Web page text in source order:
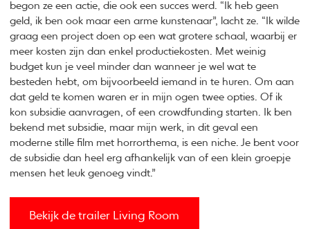
begon ze een actie, die ook een succes werd. “Ik heb geen
geld, ik ben ook maar een arme kunstenaar”, lacht ze. “Ik wilde
graag een project doen op een wat grotere schaal, waarbij er
meer kosten zijn dan enkel productiekosten. Met weinig
budget kun je veel minder dan wanneer je wel wat te
besteden hebt, om bijvoorbeeld iemand in te huren. Om aan
dat geld te komen waren er in mijn ogen twee opties. Of ik
kon subsidie aanvragen, of een crowdfunding starten. Ik ben
bekend met subsidie, maar mijn werk, in dit geval een
moderne stille film met horrorthema, is een niche. Je bent voor
de subsidie dan heel erg afhankelijk van of een klein groepje
mensen het leuk genoeg vindt.”
Bekijk de trailer Living Room